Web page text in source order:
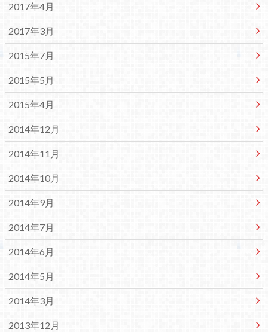
2017年4月
2017年3月
2015年7月
2015年5月
2015年4月
2014年12月
2014年11月
2014年10月
2014年9月
2014年7月
2014年6月
2014年5月
2014年3月
2013年12月